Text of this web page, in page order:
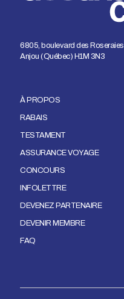
6805, boulevard des Roseraies
Anjou (Québec) H1M 3N3
À PROPOS
RABAIS
TESTAMENT
ASSURANCE VOYAGE
CONCOURS
INFOLETTRE
DEVENEZ PARTENAIRE
DEVENIR MEMBRE
FAQ